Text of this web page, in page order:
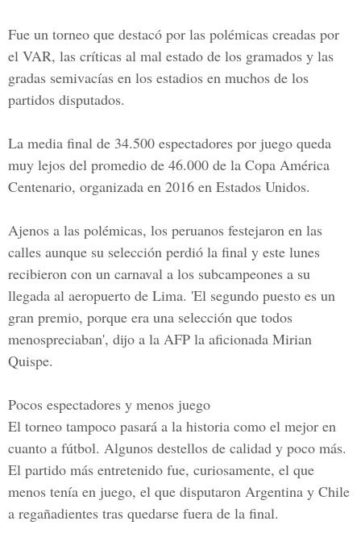
Fue un torneo que destacó por las polémicas creadas por
el VAR, las críticas al mal estado de los gramados y las
gradas semivacías en los estadios en muchos de los
partidos disputados.
La media final de 34.500 espectadores por juego queda
muy lejos del promedio de 46.000 de la Copa América
Centenario, organizada en 2016 en Estados Unidos.
Ajenos a las polémicas, los peruanos festejaron en las
calles aunque su selección perdió la final y este lunes
recibieron con un carnaval a los subcampeones a su
llegada al aeropuerto de Lima. 'El segundo puesto es un
gran premio, porque era una selección que todos
menospreciaban', dijo a la AFP la aficionada Mirian
Quispe.
Pocos espectadores y menos juego
El torneo tampoco pasará a la historia como el mejor en
cuanto a fútbol. Algunos destellos de calidad y poco más.
El partido más entretenido fue, curiosamente, el que
menos tenía en juego, el que disputaron Argentina y Chile
a regañadientes tras quedarse fuera de la final.